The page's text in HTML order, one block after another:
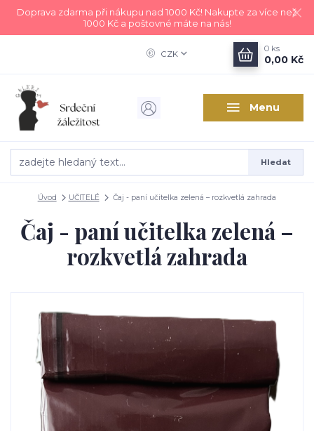
Doprava zdarma při nákupu nad 1000 Kč! Nakupte za více než
1000 Kč a poštovné máte na nás!
Menu
CZK
Hledat
0 ks
0,00 Kč
Úvod UČITELÉ Čaj - paní učitelka zelená – rozkvetlá zahrada
Čaj - paní učitelka zelená –
rozkvetlá zahrada